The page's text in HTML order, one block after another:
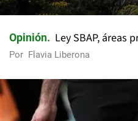
Opinión Ley SBAP, áreas
Por Flavia Liberona